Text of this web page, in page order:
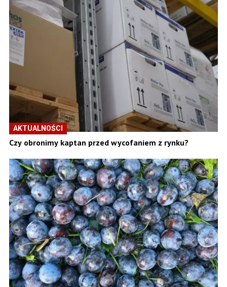
AKTUALNOŚCI
Czy obronimy kaptan przed wycofaniem z rynku?